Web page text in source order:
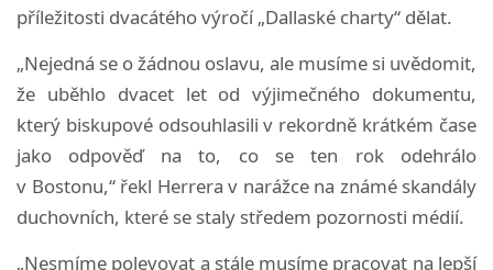
příležitosti dvacátého výročí „Dallaské charty“ dělat.
„Nejedná se o žádnou oslavu, ale musíme si uvědomit,
že uběhlo dvacet let od výjimečného dokumentu,
který biskupové odsouhlasili v rekordně krátkém čase
jako odpověď na to, co se ten rok odehrálo
v Bostonu,“ řekl Herrera v narážce na známé skandály
duchovních, které se staly středem pozornosti médií.
„Nesmíme polevovat a stále musíme pracovat na lepší